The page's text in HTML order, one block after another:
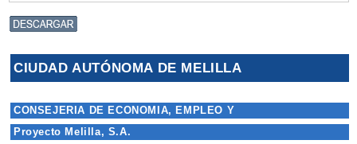
CIUDAD AUTÓNOMA DE MELILLA
CONSEJERIA DE ECONOMIA, EMPLEO Y
ADMINISTRACIONES PÚBLICAS
Proyecto Melilla, S.A.